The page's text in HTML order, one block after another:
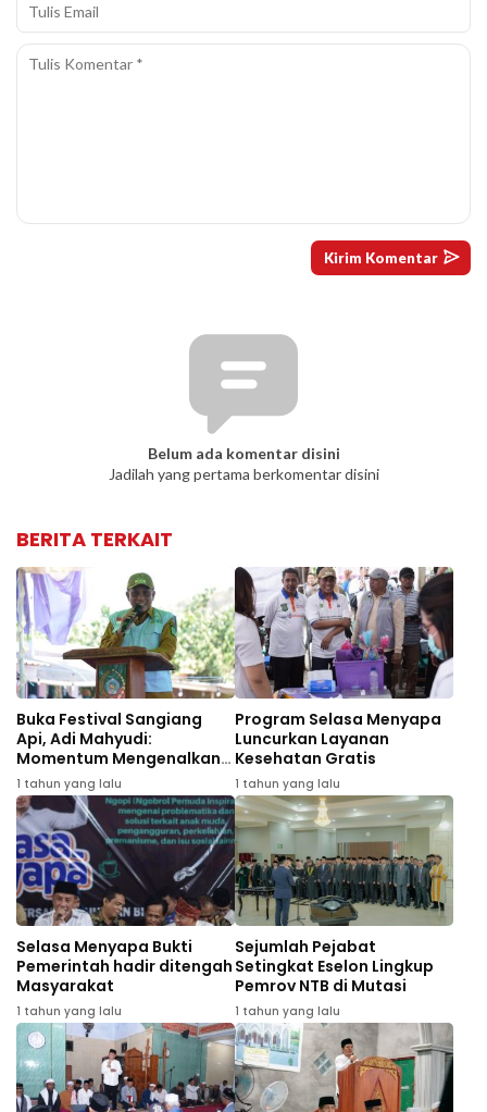
Belum ada komentar disini
Jadilah yang pertama berkomentar disini
BERITA TERKAIT
Buka Festival Sangiang
Api, Adi Mahyudi:
Momentum Mengenalkan
Wisata dan Budaya
1 tahun yang lalu
Program Selasa Menyapa
Luncurkan Layanan
Kesehatan Gratis
1 tahun yang lalu
Selasa Menyapa Bukti
Pemerintah hadir ditengah
Masyarakat
1 tahun yang lalu
Sejumlah Pejabat
Setingkat Eselon Lingkup
Pemrov NTB di Mutasi
1 tahun yang lalu